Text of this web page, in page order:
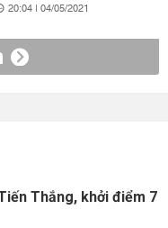
20:04 | 04/05/2021
Thắng, khởi điểm 7